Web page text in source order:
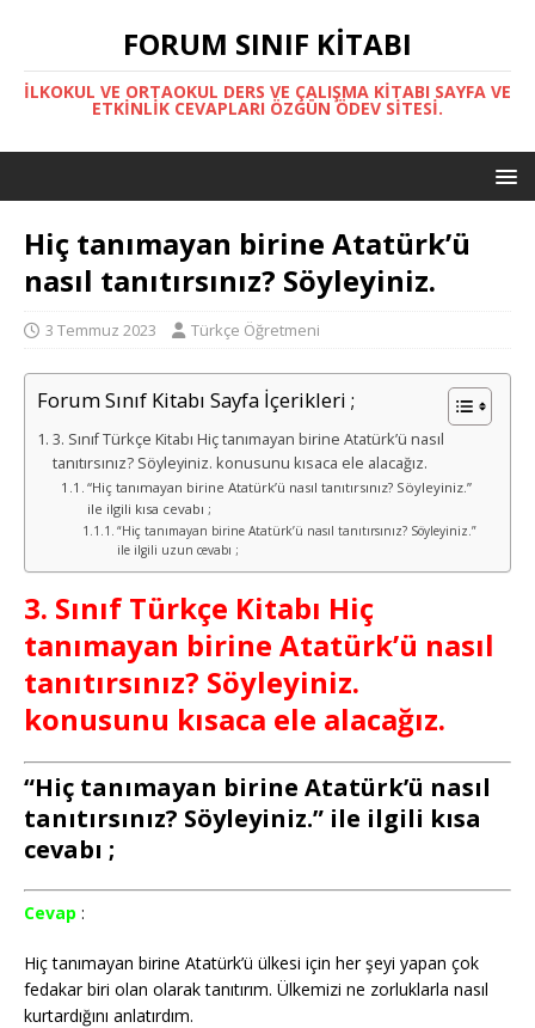
FORUM SINIF KITABI
İLKOKUL VE ORTAOKUL DERS VE ÇALIŞMA KITABI SAYFA VE
ETKINLIK CEVAPLARI ÖZGÜN ÖDEV SITESI.
Hiç tanımayan birine Atatürk’ü
nasıl tanıtırsınız? Söyleyiniz.
3 Temmuz 2023 Türkçe Öğretmeni
Forum Sınıf Kitabı Sayfa İçerikleri ;
3. Sınıf Türkçe Kitabı Hiç tanımayan birine Atatürk’ü nasıl
tanıtırsınız? Söyleyiniz. konusunu kısaca ele alacağız.
“Hiç tanımayan birine Atatürk’ü nasıl tanıtırsınız? Söyleyiniz.”
ile ilgili kısa cevabı ;
“Hiç tanımayan birine Atatürk’ü nasıl tanıtırsınız? Söyleyiniz.”
ile ilgili uzun cevabı ;
3. Sınıf Türkçe Kitabı Hiç
tanımayan birine Atatürk’ü nasıl
tanıtırsınız? Söyleyiniz.
konusunu kısaca ele alacağız.
“Hiç tanımayan birine Atatürk’ü nasıl
tanıtırsınız? Söyleyiniz.” ile ilgili kısa
cevabı ;
Cevap :
Hiç tanımayan birine Atatürk’ü ülkesi için her şeyi yapan çok
fedakar biri olan olarak tanıtırım. Ülkemizi ne zorluklarla nasıl
kurtardığını anlatırdım.